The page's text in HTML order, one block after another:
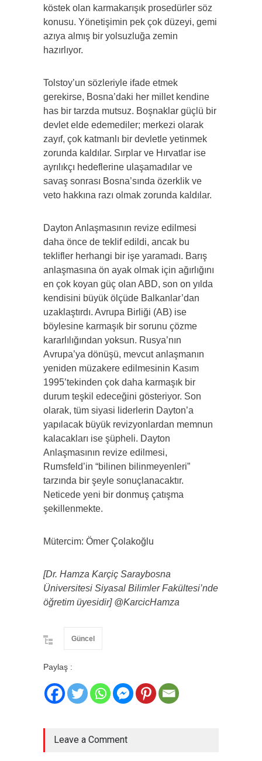
köstek olan karmakarışık prosedürler söz
konusu. Yönetişimin pek çok düzeyi, gemi
azıya almış bir yolsuzluğa zemin
hazırlıyor.
Tolstoy’un sözleriyle ifade etmek
gerekirse, Bosna’daki her millet kendine
has bir tarzda mutsuz. Boşnaklar güçlü bir
devlet elde edemediler; merkezi olarak
zayıf, çok katmanlı bir devletle yetinmek
zorunda kaldılar. Sırplar ve Hırvatlar ise
ayrılıkçı hedeflerine ulaşamadılar ve
savaş sonrası Bosna’sında özerklik ve
veto hakkına razı olmak zorunda kaldılar.
Dayton Anlaşmasının revize edilmesi
daha önce de teklif edildi, ancak bu
teklifler herhangi bir işe yaramadı. Barış
anlaşmasına ön ayak olmak için ağırlığını
en çok koyan güç olan ABD, son on yılda
kendisini büyük ölçüde Balkanlar’dan
uzaklaştırdı. Avrupa Birliği (AB) ise
böylesine karmaşık bir sorunu çözme
kararlılığından yoksun. Rusya’nın
Avrupa’ya dönüşü, mevcut anlaşmanın
yeniden müzakere edilmesinin Kasım
1995’tekinden çok daha karmaşık bir
durum teşkil edeceğini gösteriyor. Son
olarak, tüm siyasi liderlerin Dayton’a
yapılacak büyük revizyonlardan memnun
kalacakları ise şüpheli. Dayton
Anlaşmasının revize edilmesi,
Rumsfeld’in “bilinen bilinmeyenleri”
tarzında bir şeyle sonuçlanacaktır.
Neticede yeni bir donmuş çatışma
şekillenmekte.
Mütercim: Ömer Çolakoğlu
[Dr. Hamza Karçiç Saraybosna
Üniversitesi Siyasal Bilimler Fakültesi’nde
öğretim üyesidir] @KarcicHamza
Güncel
Paylaş :
Leave a Comment